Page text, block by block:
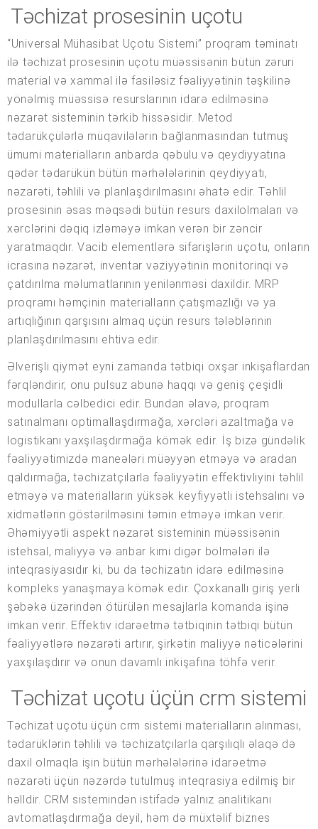
Təchizat prosesinin uçotu
“Universal Mühasibat Uçotu Sistemi” proqram təminatı
ilə təchizat prosesinin uçotu müəssisənin bütün zəruri
material və xammal ilə fasiləsiz fəaliyyətinin təşkilinə
yönəlmiş müəssisə resurslarının idarə edilməsinə
nəzarət sisteminin tərkib hissəsidir. Metod
tədarükçülərlə müqavilələrin bağlanmasından tutmuş
ümumi materialların anbarda qəbulu və qeydiyyatına
qədər tədarükün bütün mərhələlərinin qeydiyyatı,
nəzarəti, təhlili və planlaşdırılmasını əhatə edir. Təhlil
prosesinin əsas məqsədi bütün resurs daxilolmaları və
xərclərini dəqiq izləməyə imkan verən bir zəncir
yaratmaqdır. Vacib elementlərə sifarişlərin uçotu, onların
icrasına nəzarət, inventar vəziyyətinin monitorinqi və
çatdırılma məlumatlarının yenilənməsi daxildir. MRP
proqramı həmçinin materialların çatışmazlığı və ya
artıqlığının qarşısını almaq üçün resurs tələblərinin
planlaşdırılmasını ehtiva edir.
Əlverişli qiymət eyni zamanda tətbiqi oxşar inkişaflardan
fərqləndirir, onu pulsuz abunə haqqı və geniş çeşidli
modullarla cəlbedici edir. Bundan əlavə, proqram
satınalmanı optimallaşdırmağa, xərcləri azaltmağa və
logistikanı yaxşılaşdırmağa kömək edir. İş bizə gündəlik
fəaliyyətimizdə maneələri müəyyən etməyə və aradan
qaldırmağa, təchizatçılarla fəaliyyətin effektivliyini təhlil
etməyə və materialların yüksək keyfiyyətli istehsalını və
xidmətlərin göstərilməsini təmin etməyə imkan verir.
Əhəmiyyətli aspekt nəzarət sisteminin müəssisənin
istehsal, maliyyə və anbar kimi digər bölmələri ilə
inteqrasiyasıdır ki, bu da təchizatın idarə edilməsinə
kompleks yanaşmaya kömək edir. Çoxkanallı giriş yerli
şəbəkə üzərindən ötürülən mesajlarla komanda işinə
imkan verir. Effektiv idarəetmə tətbiqinin tətbiqi bütün
fəaliyyətlərə nəzarəti artırır, şirkətin maliyyə nəticələrini
yaxşılaşdırır və onun davamlı inkişafına töhfə verir.
Təchizat uçotu üçün crm sistemi
Təchizat uçotu üçün crm sistemi materialların alınması,
tədarüklərin təhlili və təchizatçılarla qarşılıqlı əlaqə də
daxil olmaqla işin bütün mərhələlərinə idarəetmə
nəzarəti üçün nəzərdə tutulmuş inteqrasiya edilmiş bir
həlldir. CRM sistemindən istifadə yalnız analitikanı
avtomatlaşdırmağa deyil, həm də müxtəlif biznes